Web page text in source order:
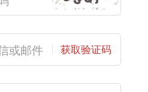
获取验证码